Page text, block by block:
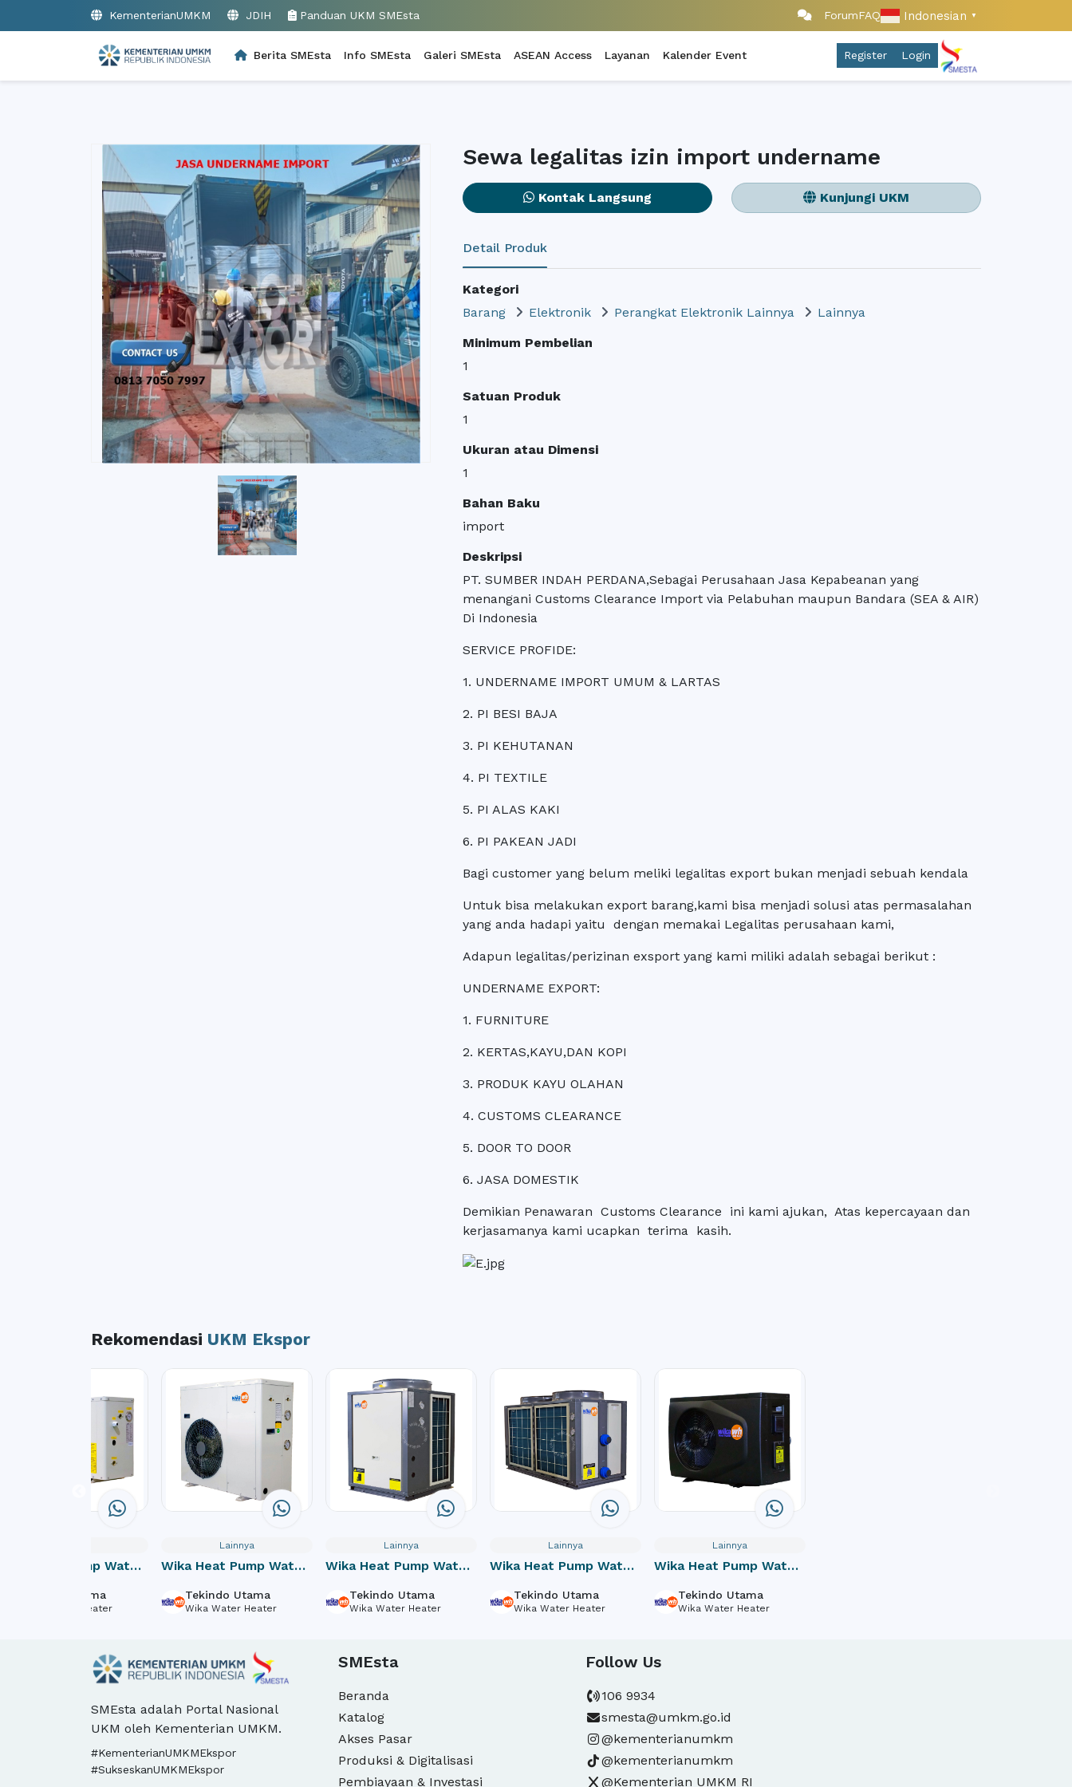
KementerianUMKM JDIH Panduan UKM SMEsta ForumFAQ Indonesian ▼
Berita SMEsta Info SMEsta Galeri SMEsta ASEAN Access Layanan Kalender Event Register Login
Sewa legalitas izin import undername
Kontak Langsung Kunjungi UKM
Detail Produk
Kategori
Barang
Elektronik Perangkat Elektronik Lainnya
Lainnya
Minimum Pembelian
1
Satuan Produk
1
Ukuran atau Dimensi
1
Bahan Baku
import
Deskripsi
PT. SUMBER INDAH PERDANA,Sebagai Perusahaan Jasa Kepabeanan yang
menangani Customs Clearance Import via Pelabuhan maupun Bandara (SEA & AIR)
Di Indonesia
SERVICE PROFIDE:
1. UNDERNAME IMPORT UMUM & LARTAS
2. PI BESI BAJA
3. PI KEHUTANAN
4. PI TEXTILE
5. PI ALAS KAKI
6. PI PAKEAN JADI
Bagi customer yang belum meliki legalitas export bukan menjadi sebuah kendala
Untuk bisa melakukan export barang,kami bisa menjadi solusi atas permasalahan
yang anda hadapi yaitu dengan memakai Legalitas perusahaan kami,
Adapun legalitas/perizinan exsport yang kami miliki adalah sebagai berikut :
UNDERNAME EXPORT:
1. FURNITURE
2. KERTAS,KAYU,DAN KOPI
3. PRODUK KAYU OLAHAN
4. CUSTOMS CLEARANCE
5. DOOR TO DOOR
6. JASA DOMESTIK
Demikian Penawaran Customs Clearance ini kami ajukan, Atas kepercayaan dan
kerjasamanya kami ucapkan terima kasih.
Rekomendasi UKM Ekspor
Heat Pump Water
Tekindo Utama
Wika Water Heater
Lainnya
Wika Heat Pump Water
9.7-214P
Tekindo Utama
Wika Water Heater
Lainnya
Wika Heat Pump Water
19.0-308P
Tekindo Utama
Wika Water Heater
Lainnya
Wika Heat Pump Water
36.0-81P
Tekindo Utama
Wika Water Heater
Lainnya
Wika Heat Pump Water
HPSF 7.3-40
Tekindo Utama
Wika Water Heater
SMEsta adalah Portal Nasional
UKM oleh Kementerian UMKM.
#KementerianUMKMEkspor
#SukseskanUMKMEkspor
SMEsta
Beranda
Katalog
Akses Pasar
Produksi & Digitalisasi
Pembiayaan & Investasi
Follow Us
106 9934
smesta@umkm.go.id
@kementerianumkm
@kementerianumkm
@Kementerian UMKM RI